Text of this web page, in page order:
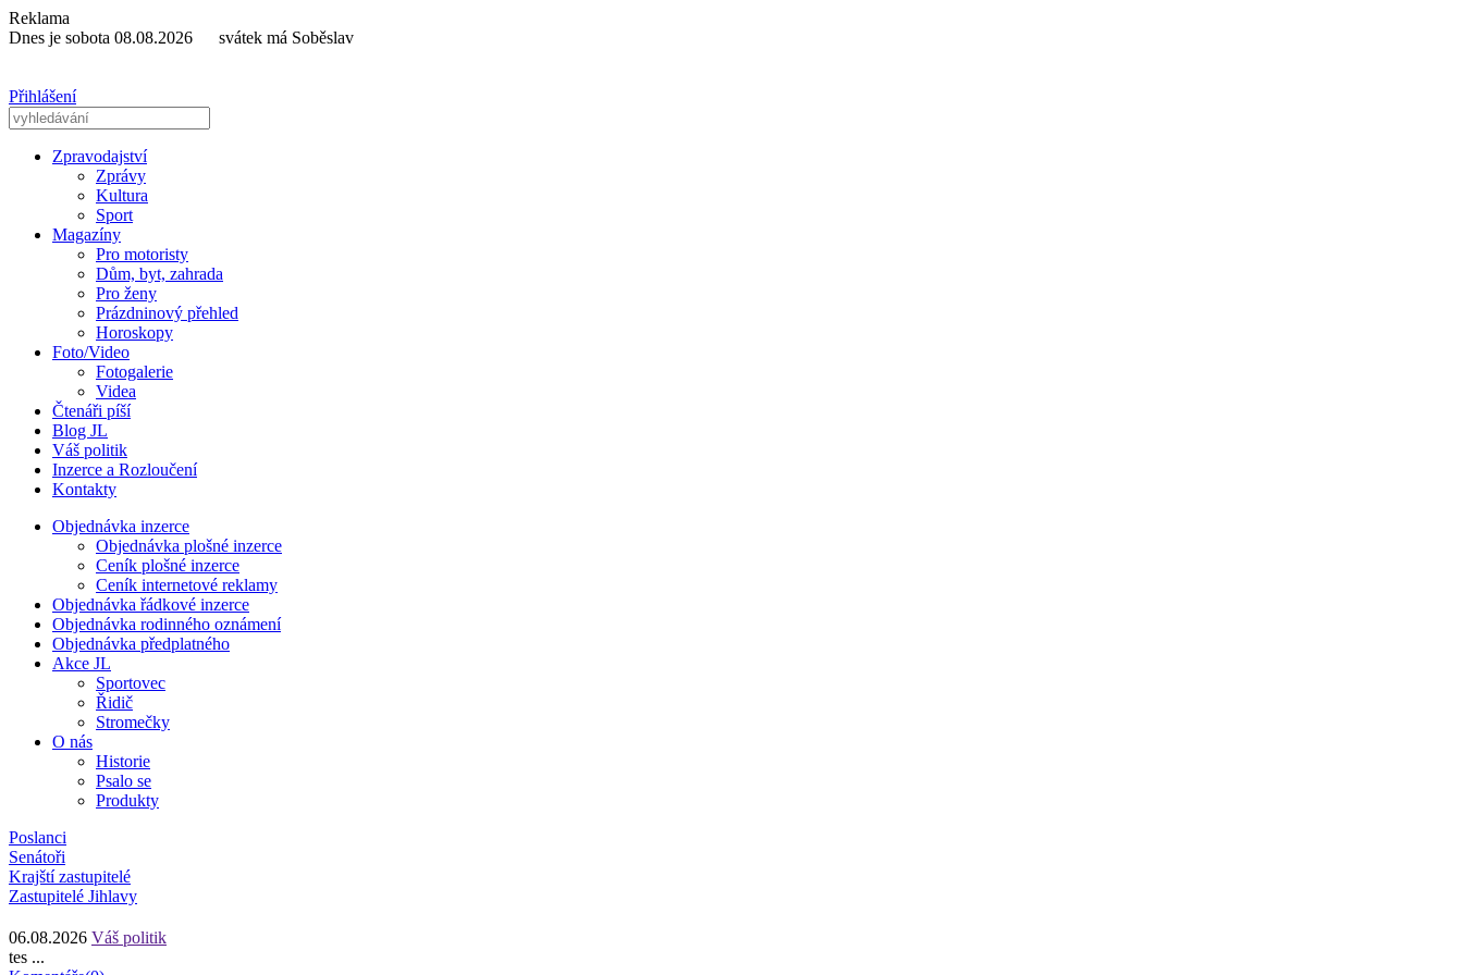
Reklama
Dnes je sobota 08.08.2026 svátek má Soběslav
Přihlášení
Zpravodajství
Zprávy
Kultura
Sport
Magazíny
Pro motoristy
Dům, byt, zahrada
Pro ženy
Prázdninový přehled
Horoskopy
Foto/Video
Fotogalerie
Videa
Čtenáři píší
Blog JL
Váš politik
Inzerce a Rozloučení
Kontakty
Objednávka inzerce
Objednávka plošné inzerce
Ceník plošné inzerce
Ceník internetové reklamy
Objednávka řádkové inzerce
Objednávka rodinného oznámení
Objednávka předplatného
Akce JL
Sportovec
Řidič
Stromečky
O nás
Historie
Psalo se
Produkty
Poslanci
Senátoři
Krajští zastupitelé
Zastupitelé Jihlavy
06.08.2026 Váš politik
tes ...